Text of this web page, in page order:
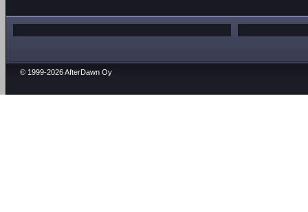
© 1999-2026 AfterDawn Oy